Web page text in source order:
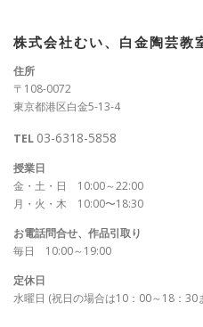
株式会社むい、白金陶芸教
住所
〒108-0072
東京都港区白金5-13-4
TEL 03-6318-5858
授業日
金・土・日 10:00～22:00
月・火・木 10:00〜18:30
お電話問合せ、作品引取り
毎日 10:00～19:00
定休日
水曜日 (祝日の場合は10：00～18：30